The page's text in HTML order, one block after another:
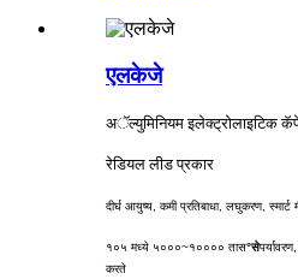
एलकेजे
अॅल्युमिनियम इलेक्ट्रोलाइटिक
रेडियल लीड प्रकार
दीर्घ आयुष्य, कमी प्रतिबाधा, लघुकरण, स्मार्ट
१०५ मध्ये ५०००~१०००० तास°से
करते